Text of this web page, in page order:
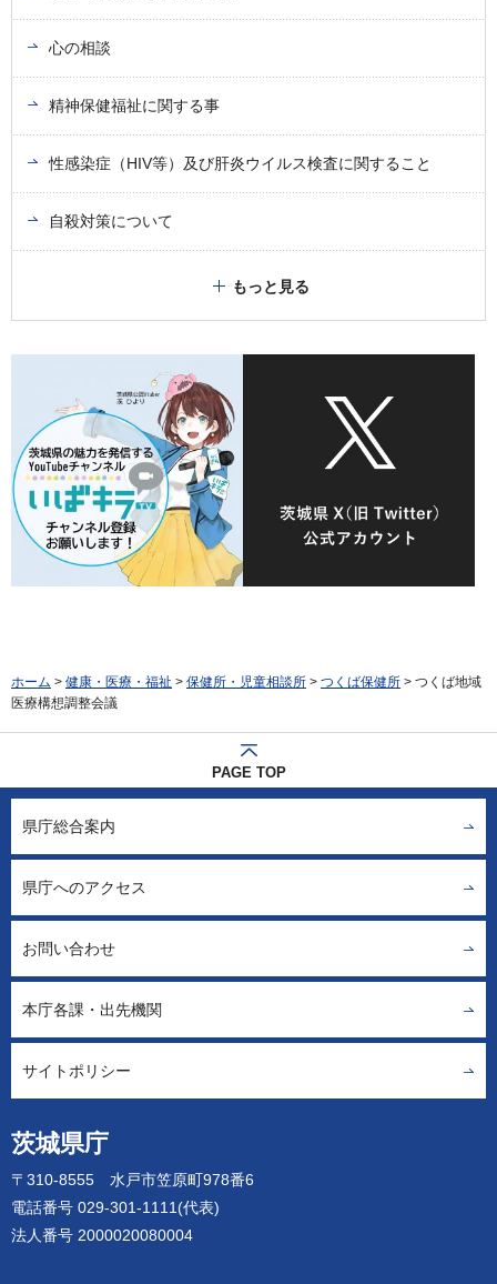
心の相談
精神保健福祉に関する事
性感染症（HIV等）及び肝炎ウイルス検査に関すること
自殺対策について
もっと見る
ホーム > 健康・医療・福祉 > 保健所・児童相談所 > つくば保健所 > つくば地域
医療構想調整会議
PAGE TOP
茨城県庁
〒310-8555 水戸市笠原町978番6
電話番号 029-301-1111(代表)
法人番号 2000020080004
県庁総合案内
県庁へのアクセス
お問い合わせ
本庁各課・出先機関
サイトポリシー